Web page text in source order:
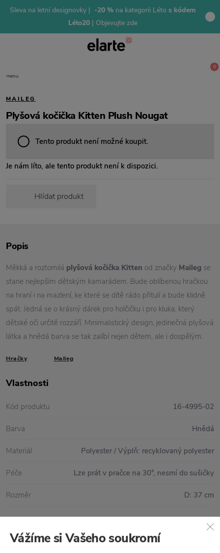
Sleva na letní designovky | -20 % na kategorii Léto s kódem
Léto20 | Objevujte zde
menu
0
MAILEG
Plyšová kočička Kitten Plush Nougat
Tento produkt není možné koupit.
Je nám líto, ale tento produkt není k dispozici.
Hlídat produkt
Vše skladem,odesíláme ihned
Popis
Měkká a roztomilá plyšová kočička Kitten od značky Maileg se
stane nejlepším dětským kamarádem. Bude oblíbenou hračkou
na hraní i na mazlení, ke které se dítě rádo přitulí a bude klidně
spát. Jedná se o krásný dárek pro holčičku i pro kluka, který
dětské oči určitě rozzáří. Minimalistický design, jedinečná plyšová
látka a hnědá barva se tak zalíbí nejen dětem, ale i dospělým.
Hračky Maileg
Vlastnosti
Kód produktu 16-4995-02
Barva Hnědá
Materiál Polyester / Výplň: recyklovaný polyester
Péče Lze prát v pračce na 30°, nesmí do sušičky
Rozměr D: 37 cm
Vážíme si Vašeho soukromí